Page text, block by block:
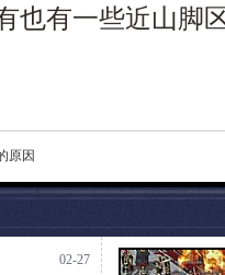
也有一些近山脚
原因
02-27